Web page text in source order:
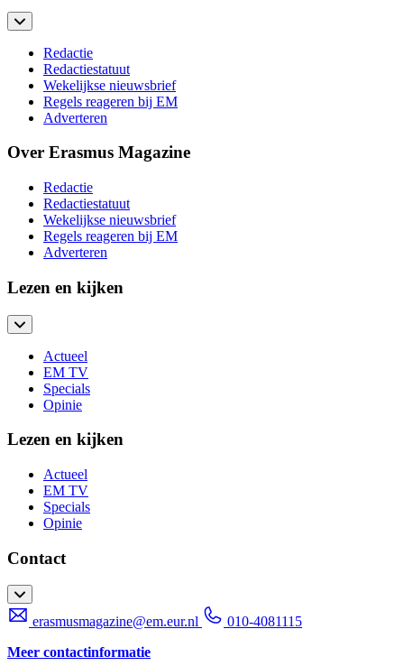
Redactie
Redactiestatuut
Wekelijkse nieuwsbrief
Regels reageren bij EM
Adverteren
Over Erasmus Magazine
Redactie
Redactiestatuut
Wekelijkse nieuwsbrief
Regels reageren bij EM
Adverteren
Lezen en kijken
Actueel
EM TV
Specials
Opinie
Lezen en kijken
Actueel
EM TV
Specials
Opinie
Contact
erasmusmagazine@em.eur.nl
010-4081115
Meer contactinformatie